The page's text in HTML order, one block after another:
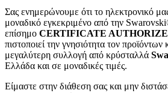
Σας ενημερώνουμε ότι το ηλεκτρονικό
μοναδικό εγκεκριμένο από την
επίσημο CERTIFICATE
πιστοποιεί την γνησιότητα τον προϊόντων
μεγαλύτερη συλλογή από κρύσταλλά
Ελλάδα και σε μοναδικές τιμές.
Είμαστε στην διάθεση σας και μην